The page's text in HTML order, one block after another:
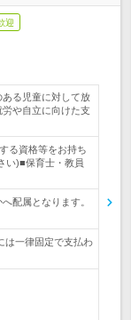
迎
る児童に対して放
や自立に向けた支
る資格等をお持ち
い)■保育士・教員
配属となります。
は一律固定で支払わ